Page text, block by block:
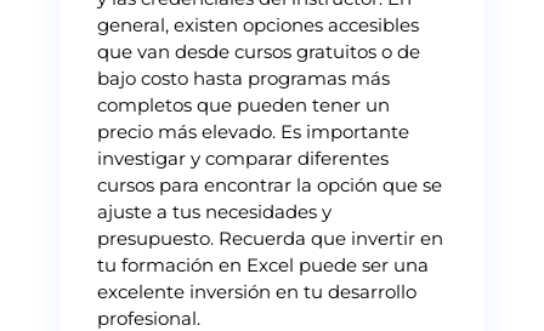
general, existen opciones accesibles
que van desde cursos gratuitos o de
bajo costo hasta programas más
completos que pueden tener un
precio más elevado. Es importante
investigar y comparar diferentes
cursos para encontrar la opción que se
ajuste a tus necesidades y
presupuesto. Recuerda que invertir en
tu formación en Excel puede ser una
excelente inversión en tu desarrollo
profesional.